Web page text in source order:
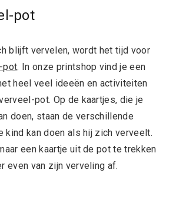
pot
blijft vervelen, wordt het tijd voor
pot. In onze printshop vind je een
heel veel ideeën en activiteiten
pot. Op de kaartjes, die je
doen, staan de verschillende
kind kan doen als hij zich verveelt.
een kaartje uit de pot te trekken
even van zijn verveling af.